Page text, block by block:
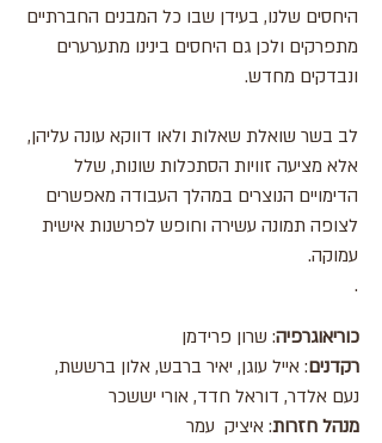
היחסים שלנו, בעידן שבו כל המבנים החברתיים
מתפרקים ולכן גם היחסים בינינו מתערערים
ונבדקים מחדש.
לב בשר שואלת שאלות ולאו דווקא עונה עליהן,
אלא מציעה זוויות הסתכלות שונות, שלל
הדימויים הנוצרים במהלך העבודה מאפשרים
לצופה תמונה עשירה וחופש לפרשנות אישית
עמוקה.
.
כוריאוגרפיה: שרון פרידמן
רקדנים: אייל עוגן, יאיר ברבש, אלון ברששת,
נעם אלדר, דוראל חדד, אורי יששכר
מנהל חזרות: איציק עמר